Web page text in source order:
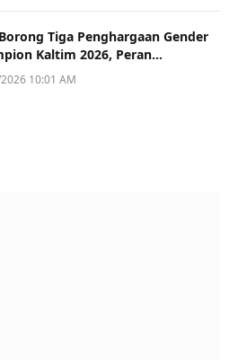
Tiga Penghargaan Gender
Kaltim 2026, Peran
Jadi Sorotan
10:01 AM